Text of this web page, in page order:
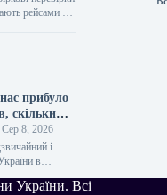
рейсами з
прибуло
скільки
—
Сер 8, 2026
і
в
посла
України. Всі